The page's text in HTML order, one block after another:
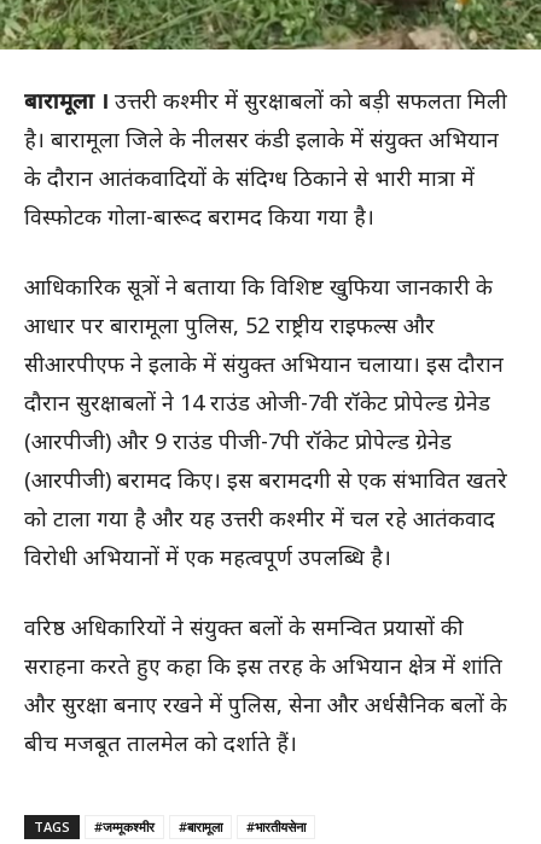
बारामूला । उत्तरी कश्मीर में सुरक्षाबलों को बड़ी सफलता मिली
है। बारामूला जिले के नीलसर कंडी इलाके में संयुक्त अभियान
के दौरान आतंकवादियों के संदिग्ध ठिकाने से भारी मात्रा में
विस्फोटक गोला-बारूद बरामद किया गया है।
आधिकारिक सूत्रों ने बताया कि विशिष्ट खुफिया जानकारी के
आधार पर बारामूला पुलिस, 52 राष्ट्रीय राइफल्स और
सीआरपीएफ ने इलाके में संयुक्त अभियान चलाया। इस दौरान
दौरान सुरक्षाबलों ने 14 राउंड ओजी-7वी रॉकेट प्रोपेल्ड ग्रेनेड
(आरपीजी) और 9 राउंड पीजी-7पी रॉकेट प्रोपेल्ड ग्रेनेड
(आरपीजी) बरामद किए। इस बरामदगी से एक संभावित खतरे
को टाला गया है और यह उत्तरी कश्मीर में चल रहे आतंकवाद
विरोधी अभियानों में एक महत्वपूर्ण उपलब्धि है।
वरिष्ठ अधिकारियों ने संयुक्त बलों के समन्वित प्रयासों की
सराहना करते हुए कहा कि इस तरह के अभियान क्षेत्र में शांति
और सुरक्षा बनाए रखने में पुलिस, सेना और अर्धसैनिक बलों के
बीच मजबूत तालमेल को दर्शाते हैं।
TAGS #जम्मूकश्मीर #बारामूला #भारतीयसेना